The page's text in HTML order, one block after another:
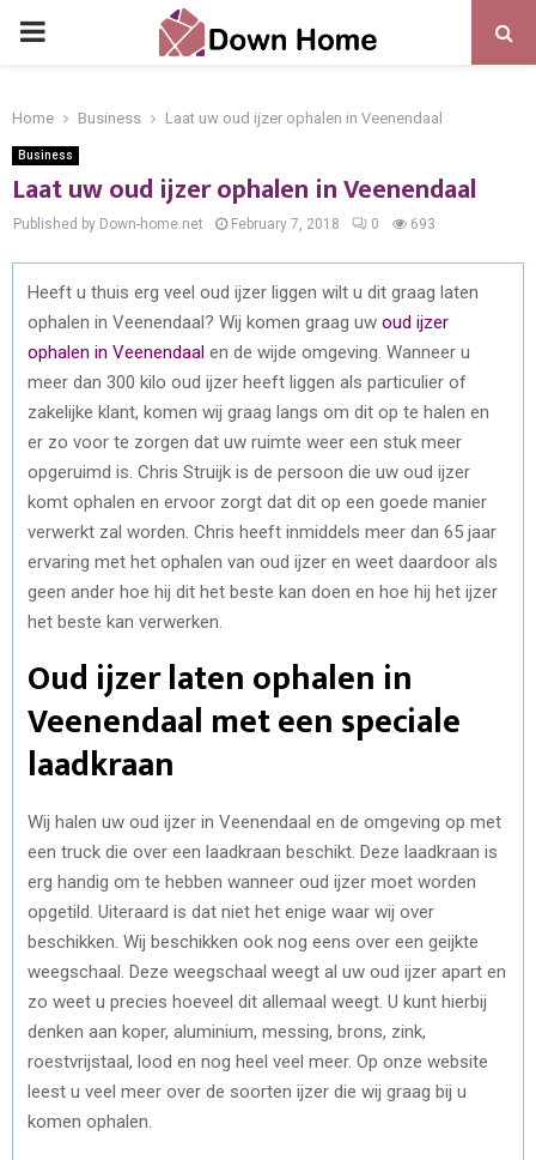
PRIMARY
Home Business Laat uw oud ijzer ophalen in Veenendaal
Business
Laat uw oud ijzer ophalen in Veenendaal
Published by Down-home.net February 7, 2018 0 693
Heeft u thuis erg veel oud ijzer liggen wilt u dit graag laten
ophalen in Veenendaal? Wij komen graag uw oud ijzer
ophalen in Veenendaal en de wijde omgeving. Wanneer u
meer dan 300 kilo oud ijzer heeft liggen als particulier of
zakelijke klant, komen wij graag langs om dit op te halen en
er zo voor te zorgen dat uw ruimte weer een stuk meer
opgeruimd is. Chris Struijk is de persoon die uw oud ijzer
komt ophalen en ervoor zorgt dat dit op een goede manier
verwerkt zal worden. Chris heeft inmiddels meer dan 65 jaar
ervaring met het ophalen van oud ijzer en weet daardoor als
geen ander hoe hij dit het beste kan doen en hoe hij het ijzer
het beste kan verwerken.
Oud ijzer laten ophalen in
Veenendaal met een speciale
laadkraan
Wij halen uw oud ijzer in Veenendaal en de omgeving op met
een truck die over een laadkraan beschikt. Deze laadkraan is
erg handig om te hebben wanneer oud ijzer moet worden
opgetild. Uiteraard is dat niet het enige waar wij over
beschikken. Wij beschikken ook nog eens over een geijkte
weegschaal. Deze weegschaal weegt al uw oud ijzer apart en
zo weet u precies hoeveel dit allemaal weegt. U kunt hierbij
denken aan koper, aluminium, messing, brons, zink,
roestvrijstaal, lood en nog heel veel meer. Op onze website
leest u veel meer over de soorten ijzer die wij graag bij u
komen ophalen.